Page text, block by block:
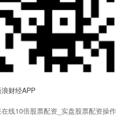
财经APP
线10倍股票配资_实盘股票配资操作